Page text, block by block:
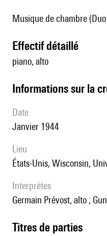
Musique de chambre
effectif détaillé
piano, alto
informations sur la
date
Janvier 1944
lieu
États-Unis, Wisconsin,
interprètes
Germain Prévost, alto ;
Titres de parties